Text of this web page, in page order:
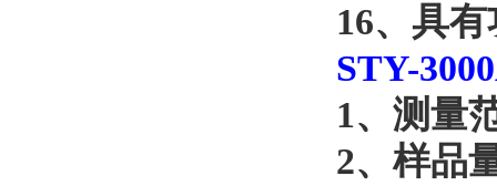
16、具
STY-
1、测量
2、样品